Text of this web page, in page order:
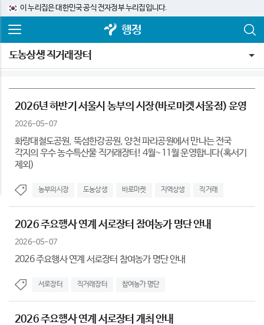
이 누리집은 대한민국 공식 전자정부 누리집입니다.
행정
도농상생 직거래장터
2026년 하반기 서울시 농부의 시장(바로마켓 서울점) 운영
2026-05-07
화랑대철도공원, 뚝섬한강공원, 양천 파리공원에서 만나는 전국
각지의 우수 농수특산물 직거래장터! 4월~11월 운영합니다(혹서기
제외)
농부의시장 도농상생 바로마켓 지역상생 직거래
2026 주요행사 연계 서로장터 참여농가 명단 안내
2026-05-07
2026 주요행사 연계 서로장터 참여농가 명단 안내
서로장터 직거래장터 참여농가 명단
2026 주요행사 연계 서로장터 개최 안내